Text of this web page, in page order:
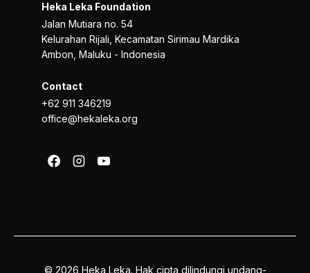
Heka Leka Foundation
Jalan Mutiara no. 54
Kelurahan Rijali, Kecamatan Sirimau Mardika
Ambon, Maluku - Indonesia
Contact
+62 911 346219
office@hekaleka.org
© 2026 Heka Leka. Hak cipta dilindungi undang-